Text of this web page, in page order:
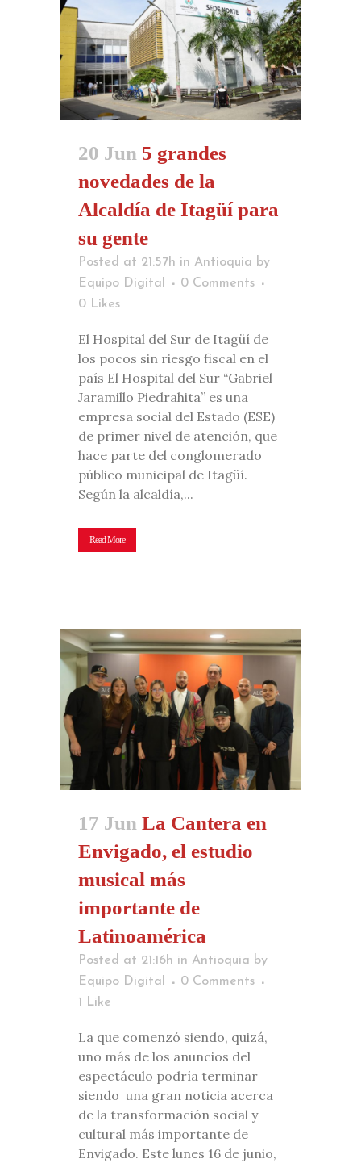
20 Jun 5 grandes
novedades de la
Alcaldía de Itagüí para
su gente
Posted at 21:57h in Antioquia by
Equipo Digital
0 Comments
0 Likes
El Hospital del Sur de Itagüí de
los pocos sin riesgo fiscal en el
país El Hospital del Sur “Gabriel
Jaramillo Piedrahita” es una
empresa social del Estado (ESE)
de primer nivel de atención, que
hace parte del conglomerado
público municipal de Itagüí.
Según la alcaldía,...
Read More
17 Jun La Cantera en
Envigado, el estudio
musical más
importante de
Latinoamérica
Posted at 21:16h in Antioquia by
Equipo Digital
0 Comments
1 Like
La que comenzó siendo, quizá,
uno más de los anuncios del
espectáculo podría terminar
siendo una gran noticia acerca
de la transformación social y
cultural más importante de
Envigado. Este lunes 16 de junio,